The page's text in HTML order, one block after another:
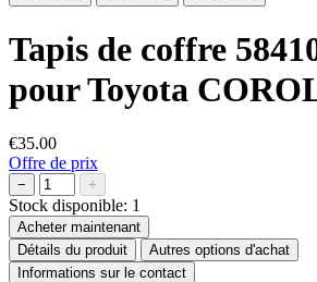
Tapis de coffre
pour Toyota
€35.00
Offre de prix
− +
Stock disponible: 1
Acheter maintenant
Détails du produit
Autres options d'achat
Informations sur le contact